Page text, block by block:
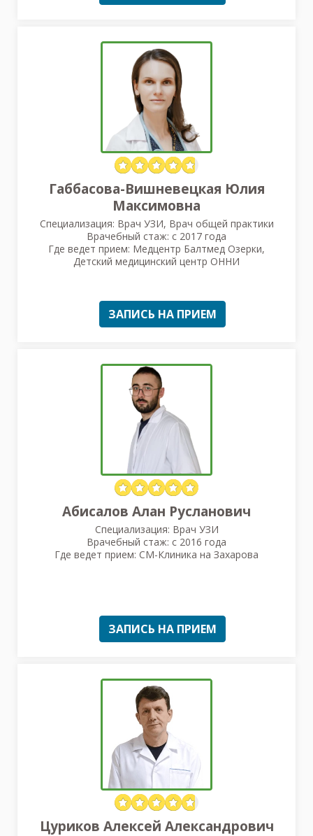
Габбасова-Вишневецкая Юлия
Максимовна
Специализация: Врач УЗИ, Врач общей практики
Врачебный стаж: с 2017 года
Где ведет прием: Медцентр Балтмед Озерки,
Детский медицинский центр ОННИ
ЗАПИСЬ НА ПРИЕМ
Абисалов Алан Русланович
Специализация: Врач УЗИ
Врачебный стаж: с 2016 года
Где ведет прием: СМ-Клиника на Захарова
ЗАПИСЬ НА ПРИЕМ
Цуриков Алексей Александрович